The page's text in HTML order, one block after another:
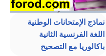
نماذج الإمتحانات الوطنية
اللغة الفرنسية الثانية
باكالوريا مع التصحيح